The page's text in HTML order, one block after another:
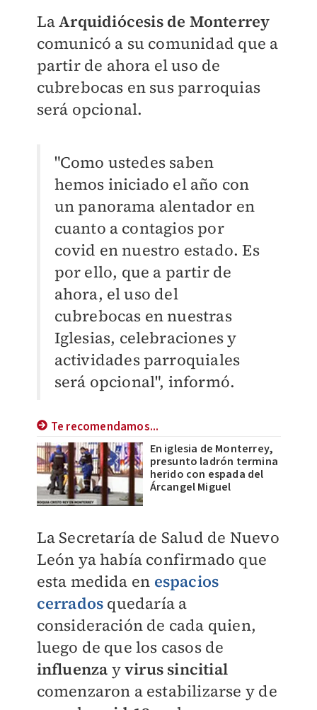
LaArquidiócesis de Monterrey
comunicó a su comunidad que a
partir de ahora el uso de
cubrebocas en sus parroquias
será opcional.
"Como ustedes saben
hemos iniciado el año con
un panorama alentador en
cuanto a contagios por
covid en nuestro estado. Es
por ello, que a partir de
ahora, el uso del
cubrebocas en nuestras
Iglesias, celebraciones y
actividades parroquiales
será opcional", informó.
Te recomendamos...
En iglesia de Monterrey,
presunto ladrón termina
herido con espada del
Árcangel Miguel
La Secretaría de Salud de Nuevo
León ya había confirmado que
esta medida en espacios
cerrados quedaría a
consideración de cada quien,
luego de que los casos de
influenza yvirus sincitial
comenzaron a estabilizarse y de